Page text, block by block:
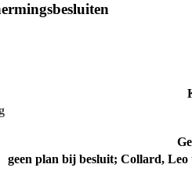
geen plan bij besluit; Collard, Leo